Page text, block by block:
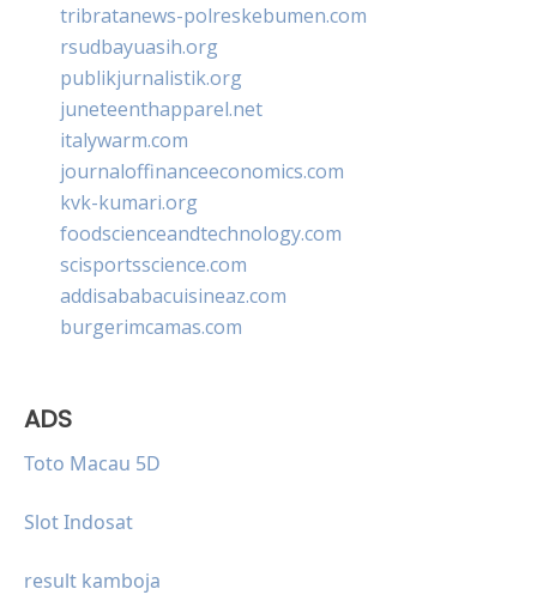
tribratanews-polreskebumen.com
rsudbayuasih.org
publikjurnalistik.org
juneteenthapparel.net
italywarm.com
journaloffinanceeconomics.com
kvk-kumari.org
foodscienceandtechnology.com
scisportsscience.com
addisababacuisineaz.com
burgerimcamas.com
ADS
Toto Macau 5D
Slot Indosat
result kamboja